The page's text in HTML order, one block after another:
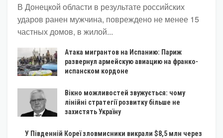
В Донецкой области в результате российских
ударов ранен мужчина, повреждено не менее 15
частных домов, в жилой...
Атака мигрантов на Испанию: Париж
развернул армейскую авиацию на франко-
испанском кордоне
Вікно можливостей звужується: чому
лінійні стратегії розвитку більше не
захистять Україну
У Південній Кореї зловмисники викрали $8,5 млн через